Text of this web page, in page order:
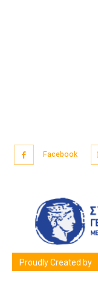
Facebook
Proudly Created by